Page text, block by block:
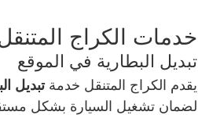
خدمات الكراج
تبديل البطارية في الموقع
يقدم الكراج المتنقل خدمة تبديل
لضمان تشغيل السيارة بشكل